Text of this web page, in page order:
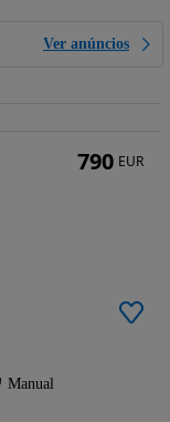
Ver anúncios
Manual
790 EUR